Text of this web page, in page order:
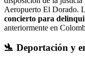
Aeropuerto El Dorado.
concierto para
anteriormente en
🛬 Deportación y